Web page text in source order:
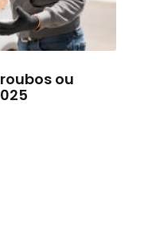
ou